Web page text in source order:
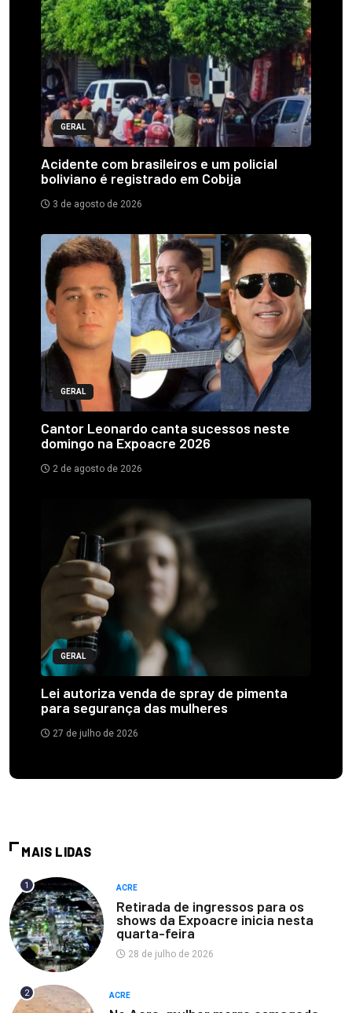
GERAL
Acidente com brasileiros e um policial
boliviano é registrado em Cobija
3 de agosto de 2026
GERAL
Cantor Leonardo canta sucessos neste
domingo na Expoacre 2026
2 de agosto de 2026
GERAL
Lei autoriza venda de spray de pimenta
para segurança das mulheres
27 de julho de 2026
MAIS LIDAS
1 ACRE
Retirada de ingressos para os
shows da Expoacre inicia nesta
quarta-feira
28 de julho de 2026
2 ACRE